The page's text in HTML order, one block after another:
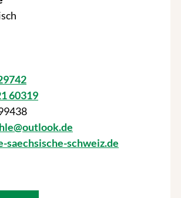
60319
saechsische-schweiz.de